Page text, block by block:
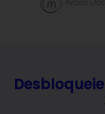
Desbloqueie